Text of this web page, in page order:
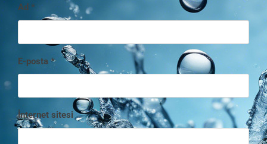
Ad *
E-posta *
İnternet sitesi